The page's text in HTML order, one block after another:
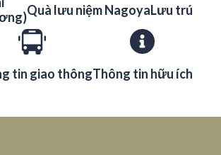
Quà lưu niệm NagoyaLưu trú
tin giao thôngThông tin hữu ích